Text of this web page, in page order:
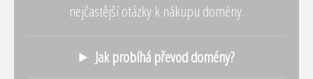
nejčastější otázky k nákupu domény.
Jak probíhá převod domény?